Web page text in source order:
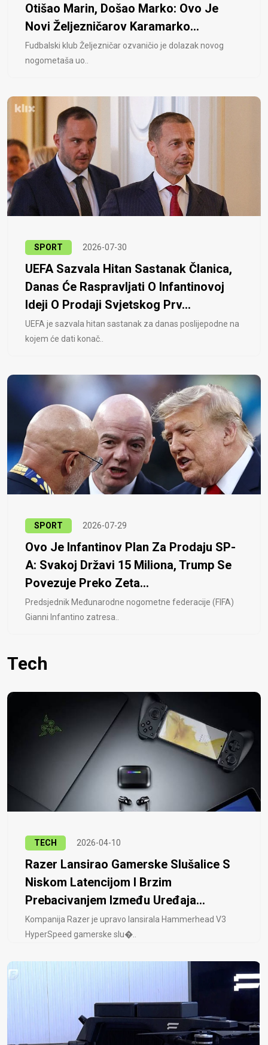
Otišao Marin, Došao Marko: Ovo Je
Novi Željezničarov Karamarko...
Fudbalski klub Željezničar ozvaničio je dolazak novog
nogometaša uo..
SPORT 2026-07-30
UEFA Sazvala Hitan Sastanak Članica,
Danas Će Raspravljati O Infantinovoj
Ideji O Prodaji Svjetskog Prv...
UEFA je sazvala hitan sastanak za danas poslijepodne na
kojem će dati konač..
SPORT 2026-07-29
Ovo Je Infantinov Plan Za Prodaju SP-
A: Svakoj Državi 15 Miliona, Trump Se
Povezuje Preko Zeta...
Predsjednik Međunarodne nogometne federacije (FIFA)
Gianni Infantino zatresa..
Tech
TECH 2026-04-10
Razer Lansirao Gamerske Slušalice S
Niskom Latencijom I Brzim
Prebacivanjem Između Uređaja...
Kompanija Razer je upravo lansirala Hammerhead V3
HyperSpeed ​​gamerske slu�..